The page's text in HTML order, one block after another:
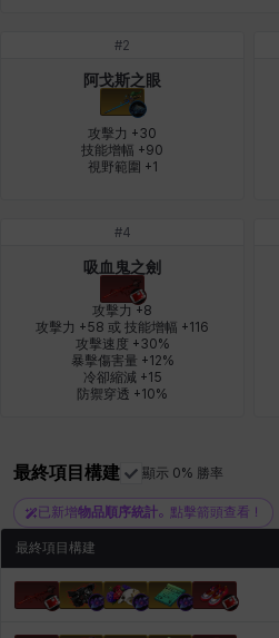
艾登
蓋瑞特
阿爾達
#2
阿戈斯之眼
攻擊力 +30
技能增幅 +90
視野範圍 +1
#4
吸血鬼之劍
攻擊力 +8
攻擊力 +58 或 技能增幅 +116
攻擊速度 +30%
暴擊傷害量 +12%
冷卻縮減 +15
防禦穿透 +10%
最終項目構建 顯示 0% 勝率
已新增物品順序統計。點擊箭頭查看！
最終項目構建